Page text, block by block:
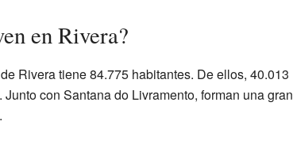
en Rivera?
Rivera tiene 84.775 habitantes. De ellos, 40.013
con Santana do Livramento, forman una gran